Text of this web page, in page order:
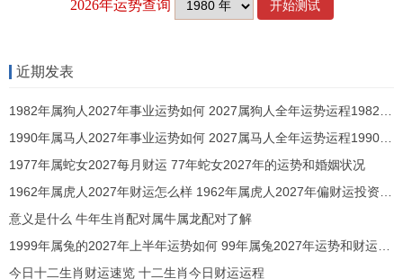
生肖狗：三合入命，顺风顺水
生肖狗本年同样受益于三合局。戌狗见午马，得火
围轻松愉快，即使遇到难题，也总能迎刃而解。
事业进展稳定，团队协作愉快，适合参与合作项
目，或与人合伙，你的忠诚与可靠，会被上级看
重，可能有不错的发展机遇，请务必把握。
近期发表
1982年属狗人2027年事业运势如何 2027属狗人全年运势运程1982年出生
1990年属马人2027年事业运势如何 2027属马人全年运势运程1990年出生
1977年属蛇女2027每月财运 77年蛇女2027年的运势和婚姻状况
1962年属虎人2027年财运怎么样 1962年属虎人2027年偏财运投资方向
意义是什么 牛年生肖配对属牛属龙配对了解
1999年属兔的2027年上半年运势如何 99年属兔2027年运势和财运男女
今日十二生肖财运速览 十二生肖今日财运运程